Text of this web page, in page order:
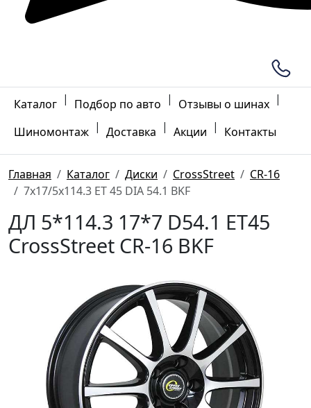
Каталог | Подбор по авто | Отзывы о шинах |
Шиномонтаж | Доставка | Акции | Контакты
Главная Каталог Диски CrossStreet
CR-16
7x17/5x114.3 ET 45 DIA 54.1 BKF
ДЛ 5*114.3 17*7 D54.1 ET45
CrossStreet CR-16 BKF